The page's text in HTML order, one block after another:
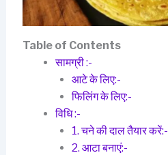
Table of Contents
सामग्री :-
आटे के लिए:-
फिलिंग के लिए:-
विधि :-
1. चने की दाल तैयार करें:-
2. आटा बनाएं:-